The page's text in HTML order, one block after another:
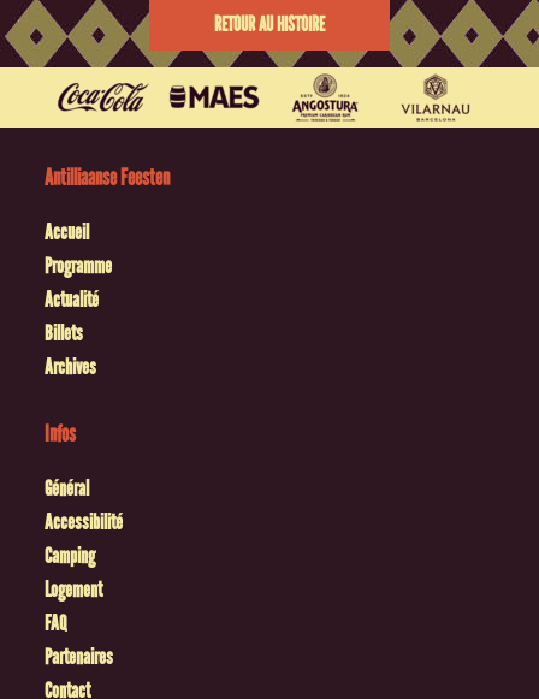
RETOUR AU HISTOIRE
Antilliaanse Feesten
Accueil
Programme
Actualité
Billets
Archives
Infos
Général
Accessibilité
Camping
Logement
FAQ
Partenaires
Contact